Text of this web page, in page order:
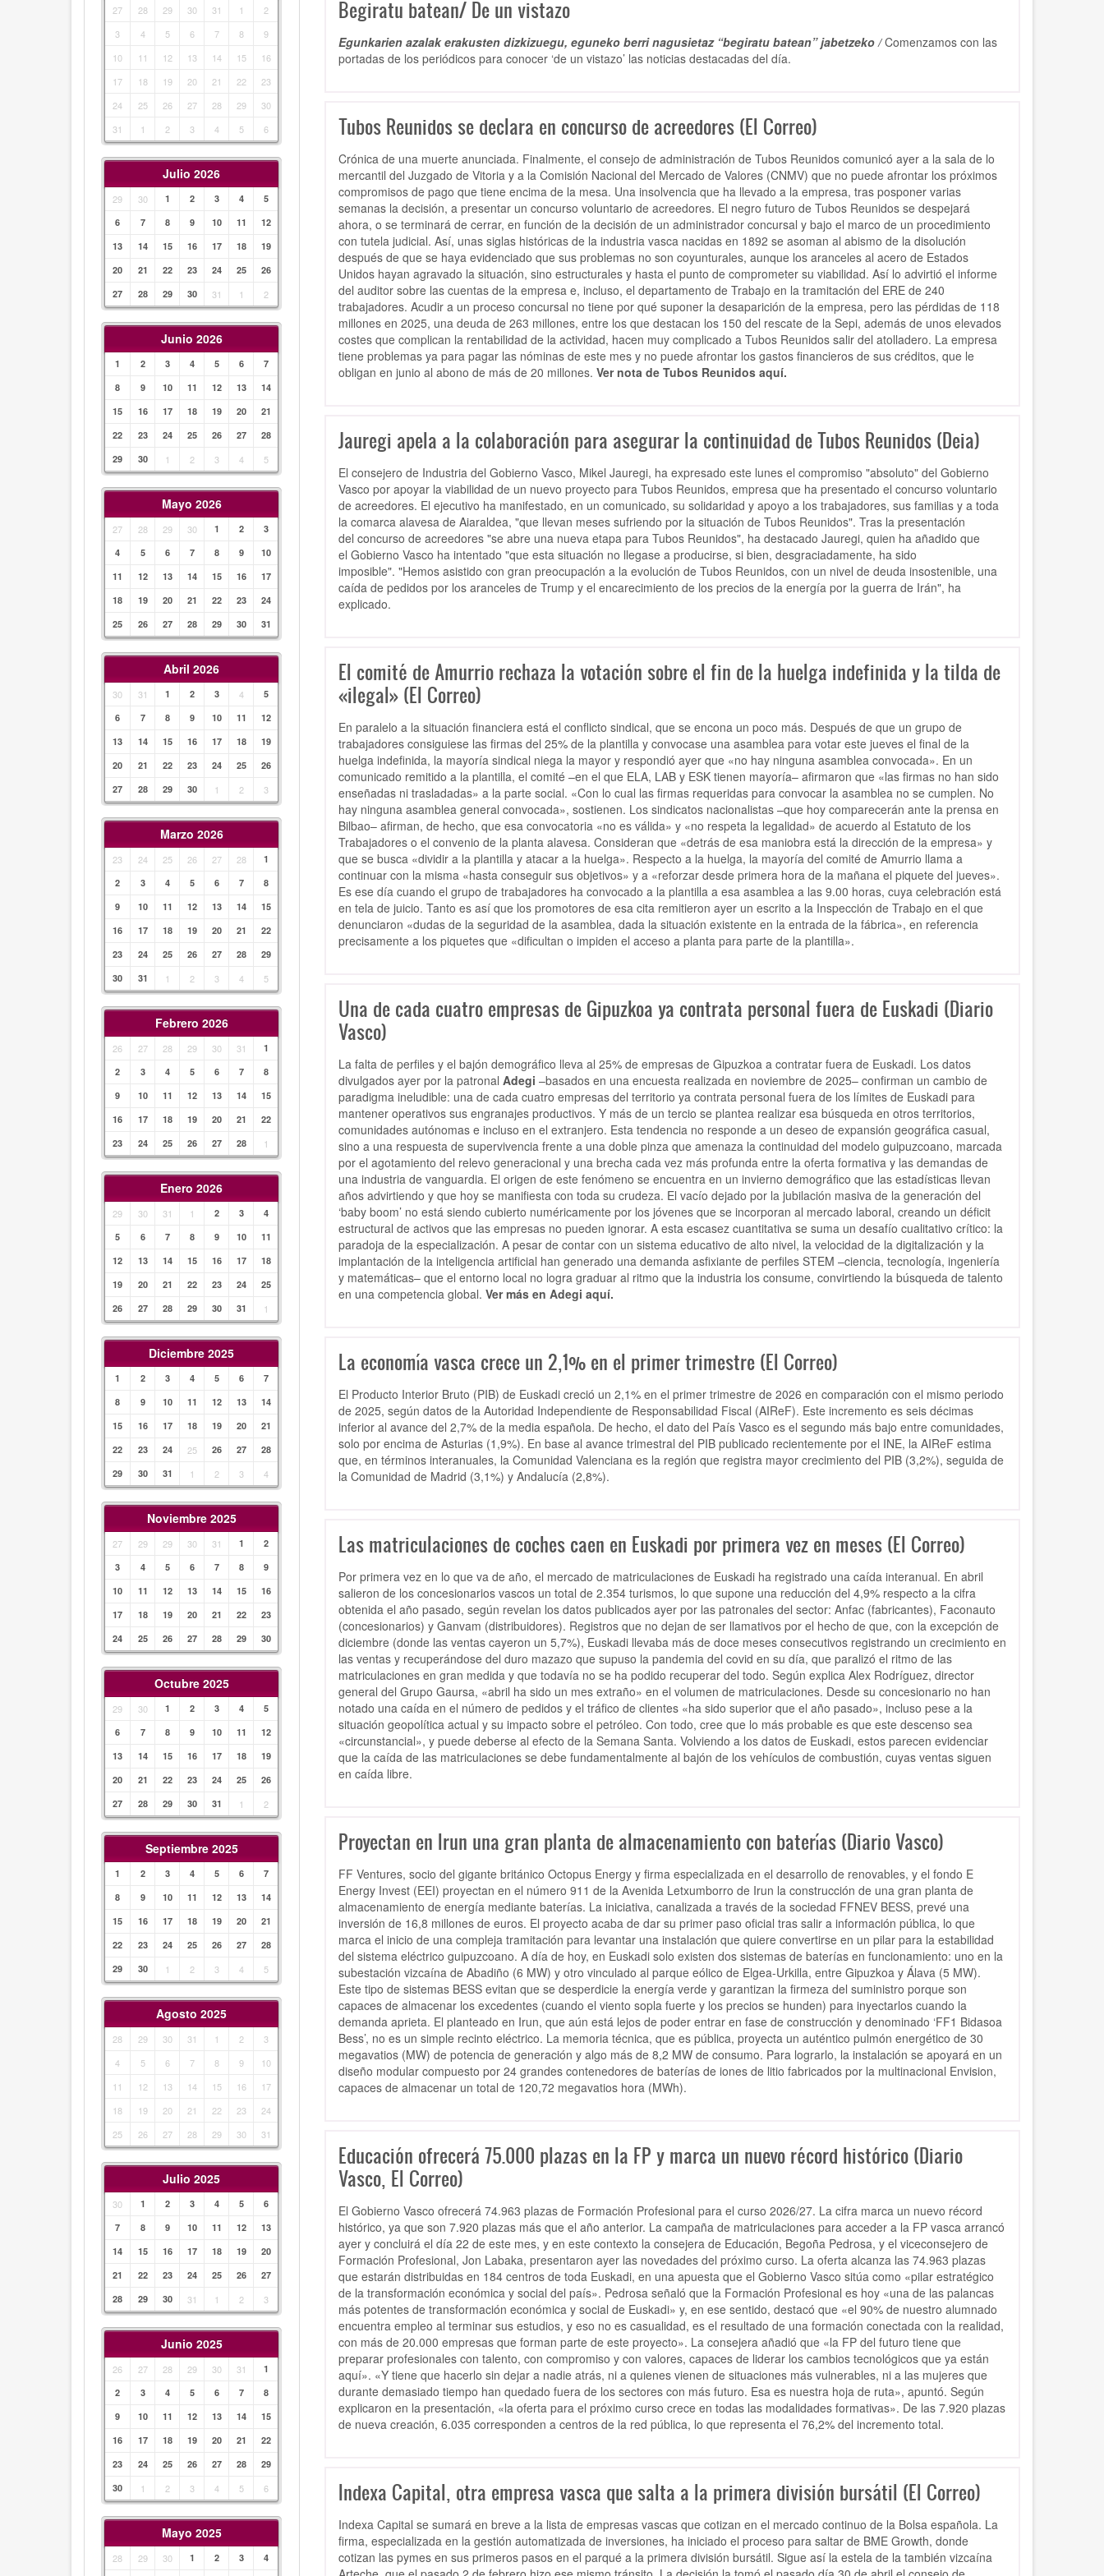
27 28 29 30 31 1
2
3
4 5 6 7 8
9
10
11 12 13 14 15
16
17
18 19 20 21 22
23
24
25 26 27 28 29
30
31
1 2 3 4 5 6
Julio 2026
29 30 1 2 3 4
5
6
7 8 9 10 11
12
13
14 15 16 17 18
19
20
21 22 23 24 25
26
27
28 29 30 31 1 2
Junio 2026
1 2 3 4 5 6
7
8
9 10 11 12 13
14
15
16 17 18 19 20
21
22
23 24 25 26 27
28
29
30 1 2 3 4 5
Mayo 2026
27 28 29 30 1 2
3
4
5 6 7 8 9
10
11
12 13 14 15 16
17
18
19 20 21 22 23
24
25
26 27 28 29 30 31
Abril 2026
30 31 1 2 3 4
5
6
7 8 9 10 11
12
13
14 15 16 17 18
19
20
21 22 23 24 25
26
27
28 29 30 1 2 3
Marzo 2026
23 24 25 26 27 28
1
2
3 4 5 6 7
8
9
10 11 12 13 14
15
16
17 18 19 20 21
22
23
24 25 26 27 28
29
30
31 1 2 3 4 5
Febrero 2026
26 27 28 29 30 31
1
2
3 4 5 6 7
8
9
10 11 12 13 14
15
16
17 18 19 20 21
22
23
24 25 26 27 28 1
Enero 2026
29 30 31 1 2 3
4
5
6 7 8 9 10
11
12
13 14 15 16 17
18
19
20 21 22 23 24
25
26
27 28 29 30 31 1
Diciembre 2025
1 2 3 4 5 6
7
8
9 10 11 12 13
14
15
16 17 18 19 20
21
22
23 24 25 26 27
28
29
30 31 1 2 3 4
Noviembre 2025
27 29 29 30 31 1
2
3
4 5 6 7 8
9
10
11 12 13 14 15
16
17
18 19 20 21 22
23
24
25 26 27 28 29 30
Octubre 2025
29 30 1 2 3 4
5
6
7 8 9 10 11
12
13
14 15 16 17 18
19
20
21 22 23 24 25
26
27
28 29 30 31 1 2
Septiembre 2025
1 2 3 4 5 6
7
8
9 10 11 12 13
14
15
16 17 18 19 20
21
22
23 24 25 26 27
28
29
30 1 2 3 4 5
Agosto 2025
28 29 30 31 1 2
3
4
5 6 7 8 9
10
11
12 13 14 15 16
17
18
19 20 21 22 23
24
25
26 27 28 29 30 31
Julio 2025
30 1 2 3 4 5
6
7
8 9 10 11 12
13
14
15 16 17 18 19
20
21
22 23 24 25 26
27
28
29 30 31 1 2 3
Junio 2025
26 27 28 29 30 31
1
2
3 4 5 6 7
8
9
10 11 12 13 14
15
16
17 18 19 20 21
22
23
24 25 26 27 28
29
30
1 2 3 4 5 6
Mayo 2025
28 29 30 1 2 3
4
Begiratu batean/ De un vistazo
Egunkarien azalak erakusten dizkizuegu, eguneko berri nagusietaz “begiratu batean” jabetzeko /Comenzamos con las
portadas de los periódicos para conocer ‘de un vistazo’ las noticias destacadas del día.
Tubos Reunidos se declara en concurso de acreedores (El Correo)
Crónica de una muerte anunciada. Finalmente, el consejo de administración de Tubos Reunidos comunicó ayer a la sala de lo
mercantil del Juzgado de Vitoria y a la Comisión Nacional del Mercado de Valores (CNMV) que no puede afrontar los próximos
compromisos de pago que tiene encima de la mesa. Una insolvencia que ha llevado a la empresa, tras posponer varias
semanas la decisión, a presentar un concurso voluntario de acreedores. El negro futuro de Tubos Reunidos se despejará
ahora, o se terminará de cerrar, en función de la decisión de un administrador concursal y bajo el marco de un procedimiento
con tutela judicial. Así, unas siglas históricas de la industria vasca nacidas en 1892 se asoman al abismo de la disolución
después de que se haya evidenciado que sus problemas no son coyunturales, aunque los aranceles al acero de Estados
Unidos hayan agravado la situación, sino estructurales y hasta el punto de comprometer su viabilidad. Así lo advirtió el informe
del auditor sobre las cuentas de la empresa e, incluso, el departamento de Trabajo en la tramitación del ERE de 240
trabajadores. Acudir a un proceso concursal no tiene por qué suponer la desaparición de la empresa, pero las pérdidas de 118
millones en 2025, una deuda de 263 millones, entre los que destacan los 150 del rescate de la Sepi, además de unos elevados
costes que complican la rentabilidad de la actividad, hacen muy complicado a Tubos Reunidos salir del atolladero. La empresa
tiene problemas ya para pagar las nóminas de este mes y no puede afrontar los gastos financieros de sus créditos, que le
obligan en junio al abono de más de 20 millones. Ver nota de Tubos Reunidos aquí.
Jauregi apela a la colaboración para asegurar la continuidad de Tubos Reunidos (Deia)
El consejero de Industria del Gobierno Vasco, Mikel Jauregi, ha expresado este lunes el compromiso "absoluto" del Gobierno
Vasco por apoyar la viabilidad de un nuevo proyecto para Tubos Reunidos, empresa que ha presentado el concurso voluntario
de acreedores. El ejecutivo ha manifestado, en un comunicado, su solidaridad y apoyo a los trabajadores, sus familias y a toda
la comarca alavesa de Aiaraldea, "que llevan meses sufriendo por la situación de Tubos Reunidos". Tras la presentación
del concurso de acreedores "se abre una nueva etapa para Tubos Reunidos", ha destacado Jauregi, quien ha añadido que
el Gobierno Vasco ha intentado "que esta situación no llegase a producirse, si bien, desgraciadamente, ha sido
imposible". "Hemos asistido con gran preocupación a la evolución de Tubos Reunidos, con un nivel de deuda insostenible, una
caída de pedidos por los aranceles de Trump y el encarecimiento de los precios de la energía por la guerra de Irán", ha
explicado.
El comité de Amurrio rechaza la votación sobre el fin de la huelga indefinida y la tilda de
«ilegal» (El Correo)
En paralelo a la situación financiera está el conflicto sindical, que se encona un poco más. Después de que un grupo de
trabajadores consiguiese las firmas del 25% de la plantilla y convocase una asamblea para votar este jueves el final de la
huelga indefinida, la mayoría sindical niega la mayor y respondió ayer que «no hay ninguna asamblea convocada». En un
comunicado remitido a la plantilla, el comité –en el que ELA, LAB y ESK tienen mayoría– afirmaron que «las firmas no han sido
enseñadas ni trasladadas» a la parte social. «Con lo cual las firmas requeridas para convocar la asamblea no se cumplen. No
hay ninguna asamblea general convocada», sostienen. Los sindicatos nacionalistas –que hoy comparecerán ante la prensa en
Bilbao– afirman, de hecho, que esa convocatoria «no es válida» y «no respeta la legalidad» de acuerdo al Estatuto de los
Trabajadores o el convenio de la planta alavesa. Consideran que «detrás de esa maniobra está la dirección de la empresa» y
que se busca «dividir a la plantilla y atacar a la huelga». Respecto a la huelga, la mayoría del comité de Amurrio llama a
continuar con la misma «hasta conseguir sus objetivos» y a «reforzar desde primera hora de la mañana el piquete del jueves».
Es ese día cuando el grupo de trabajadores ha convocado a la plantilla a esa asamblea a las 9.00 horas, cuya celebración está
en tela de juicio. Tanto es así que los promotores de esa cita remitieron ayer un escrito a la Inspección de Trabajo en el que
denunciaron «dudas de la seguridad de la asamblea, dada la situación existente en la entrada de la fábrica», en referencia
precisamente a los piquetes que «dificultan o impiden el acceso a planta para parte de la plantilla».
Una de cada cuatro empresas de Gipuzkoa ya contrata personal fuera de Euskadi (Diario
Vasco)
La falta de perfiles y el bajón demográfico lleva al 25% de empresas de Gipuzkoa a contratar fuera de Euskadi. Los datos
divulgados ayer por la patronal Adegi –basados en una encuesta realizada en noviembre de 2025– confirman un cambio de
paradigma ineludible: una de cada cuatro empresas del territorio ya contrata personal fuera de los límites de Euskadi para
mantener operativos sus engranajes productivos. Y más de un tercio se plantea realizar esa búsqueda en otros territorios,
comunidades autónomas e incluso en el extranjero. Esta tendencia no responde a un deseo de expansión geográfica casual,
sino a una respuesta de supervivencia frente a una doble pinza que amenaza la continuidad del modelo guipuzcoano, marcada
por el agotamiento del relevo generacional y una brecha cada vez más profunda entre la oferta formativa y las demandas de
una industria de vanguardia. El origen de este fenómeno se encuentra en un invierno demográfico que las estadísticas llevan
años advirtiendo y que hoy se manifiesta con toda su crudeza. El vacío dejado por la jubilación masiva de la generación del
‘baby boom’ no está siendo cubierto numéricamente por los jóvenes que se incorporan al mercado laboral, creando un déficit
estructural de activos que las empresas no pueden ignorar. A esta escasez cuantitativa se suma un desafío cualitativo crítico: la
paradoja de la especialización. A pesar de contar con un sistema educativo de alto nivel, la velocidad de la digitalización y la
implantación de la inteligencia artificial han generado una demanda asfixiante de perfiles STEM –ciencia, tecnología, ingeniería
y matemáticas– que el entorno local no logra graduar al ritmo que la industria los consume, convirtiendo la búsqueda de talento
en una competencia global. Ver más en Adegi aquí.
La economía vasca crece un 2,1% en el primer trimestre (El Correo)
El Producto Interior Bruto (PIB) de Euskadi creció un 2,1% en el primer trimestre de 2026 en comparación con el mismo periodo
de 2025, según datos de la Autoridad Independiente de Responsabilidad Fiscal (AIReF). Este incremento es seis décimas
inferior al avance del 2,7% de la media española. De hecho, el dato del País Vasco es el segundo más bajo entre comunidades,
solo por encima de Asturias (1,9%). En base al avance trimestral del PIB publicado recientemente por el INE, la AIReF estima
que, en términos interanuales, la Comunidad Valenciana es la región que registra mayor crecimiento del PIB (3,2%), seguida de
la Comunidad de Madrid (3,1%) y Andalucía (2,8%).
Las matriculaciones de coches caen en Euskadi por primera vez en meses (El Correo)
Por primera vez en lo que va de año, el mercado de matriculaciones de Euskadi ha registrado una caída interanual. En abril
salieron de los concesionarios vascos un total de 2.354 turismos, lo que supone una reducción del 4,9% respecto a la cifra
obtenida el año pasado, según revelan los datos publicados ayer por las patronales del sector: Anfac (fabricantes), Faconauto
(concesionarios) y Ganvam (distribuidores). Registros que no dejan de ser llamativos por el hecho de que, con la excepción de
diciembre (donde las ventas cayeron un 5,7%), Euskadi llevaba más de doce meses consecutivos registrando un crecimiento en
las ventas y recuperándose del duro mazazo que supuso la pandemia del covid en su día, que paralizó el ritmo de las
matriculaciones en gran medida y que todavía no se ha podido recuperar del todo. Según explica Alex Rodríguez, director
general del Grupo Gaursa, «abril ha sido un mes extraño» en el volumen de matriculaciones. Desde su concesionario no han
notado una caída en el número de pedidos y el tráfico de clientes «ha sido superior que el año pasado», incluso pese a la
situación geopolítica actual y su impacto sobre el petróleo. Con todo, cree que lo más probable es que este descenso sea
«circunstancial», y puede deberse al efecto de la Semana Santa. Volviendo a los datos de Euskadi, estos parecen evidenciar
que la caída de las matriculaciones se debe fundamentalmente al bajón de los vehículos de combustión, cuyas ventas siguen
en caída libre.
Proyectan en Irun una gran planta de almacenamiento con baterías (Diario Vasco)
FF Ventures, socio del gigante británico Octopus Energy y firma especializada en el desarrollo de renovables, y el fondo E
Energy Invest (EEI) proyectan en el número 911 de la Avenida Letxumborro de Irun la construcción de una gran planta de
almacenamiento de energía mediante baterías. La iniciativa, canalizada a través de la sociedad FFNEV BESS, prevé una
inversión de 16,8 millones de euros. El proyecto acaba de dar su primer paso oficial tras salir a información pública, lo que
marca el inicio de una compleja tramitación para levantar una instalación que quiere convertirse en un pilar para la estabilidad
del sistema eléctrico guipuzcoano. A día de hoy, en Euskadi solo existen dos sistemas de baterías en funcionamiento: uno en la
subestación vizcaína de Abadiño (6 MW) y otro vinculado al parque eólico de Elgea-Urkilla, entre Gipuzkoa y Álava (5 MW).
Este tipo de sistemas BESS evitan que se desperdicie la energía verde y garantizan la firmeza del suministro porque son
capaces de almacenar los excedentes (cuando el viento sopla fuerte y los precios se hunden) para inyectarlos cuando la
demanda aprieta. El planteado en Irun, que aún está lejos de poder entrar en fase de construcción y denominado ‘FF1 Bidasoa
Bess’, no es un simple recinto eléctrico. La memoria técnica, que es pública, proyecta un auténtico pulmón energético de 30
megavatios (MW) de potencia de generación y algo más de 8,2 MW de consumo. Para lograrlo, la instalación se apoyará en un
diseño modular compuesto por 24 grandes contenedores de baterías de iones de litio fabricados por la multinacional Envision,
capaces de almacenar un total de 120,72 megavatios hora (MWh).
Educación ofrecerá 75.000 plazas en la FP y marca un nuevo récord histórico (Diario
Vasco, El Correo)
El Gobierno Vasco ofrecerá 74.963 plazas de Formación Profesional para el curso 2026/27. La cifra marca un nuevo récord
histórico, ya que son 7.920 plazas más que el año anterior. La campaña de matriculaciones para acceder a la FP vasca arrancó
ayer y concluirá el día 22 de este mes, y en este contexto la consejera de Educación, Begoña Pedrosa, y el viceconsejero de
Formación Profesional, Jon Labaka, presentaron ayer las novedades del próximo curso. La oferta alcanza las 74.963 plazas
que estarán distribuidas en 184 centros de toda Euskadi, en una apuesta que el Gobierno Vasco sitúa como «pilar estratégico
de la transformación económica y social del país». Pedrosa señaló que la Formación Profesional es hoy «una de las palancas
más potentes de transformación económica y social de Euskadi» y, en ese sentido, destacó que «el 90% de nuestro alumnado
encuentra empleo al terminar sus estudios, y eso no es casualidad, es el resultado de una formación conectada con la realidad,
con más de 20.000 empresas que forman parte de este proyecto». La consejera añadió que «la FP del futuro tiene que
preparar profesionales con talento, con compromiso y con valores, capaces de liderar los cambios tecnológicos que ya están
aquí». «Y tiene que hacerlo sin dejar a nadie atrás, ni a quienes vienen de situaciones más vulnerables, ni a las mujeres que
durante demasiado tiempo han quedado fuera de los sectores con más futuro. Esa es nuestra hoja de ruta», apuntó. Según
explicaron en la presentación, «la oferta para el próximo curso crece en todas las modalidades formativas». De las 7.920 plazas
de nueva creación, 6.035 corresponden a centros de la red pública, lo que representa el 76,2% del incremento total.
Indexa Capital, otra empresa vasca que salta a la primera división bursátil (El Correo)
Indexa Capital se sumará en breve a la lista de empresas vascas que cotizan en el mercado continuo de la Bolsa española. La
firma, especializada en la gestión automatizada de inversiones, ha iniciado el proceso para saltar de BME Growth, donde
cotizan las pymes en sus primeros pasos en el parqué a la primera división bursátil. Sigue así la estela de la también vizcaína